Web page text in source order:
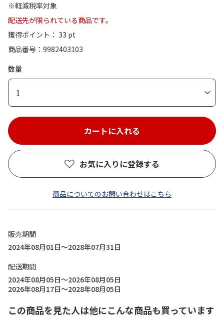
※軽減税率対象
配送先が限られている商品です。
獲得ポイント： 33 pt
商品番号
9982403103
数量
1
お気に入りに登録する
商品についてのお問い合わせはこちら
販売期間
2024年08月01日～2028年07月31日
配送期間
2024年08月05日～2026年08月05日
2026年08月17日～2028年08月05日
この商品を見た人は他にこんな商品も買っています